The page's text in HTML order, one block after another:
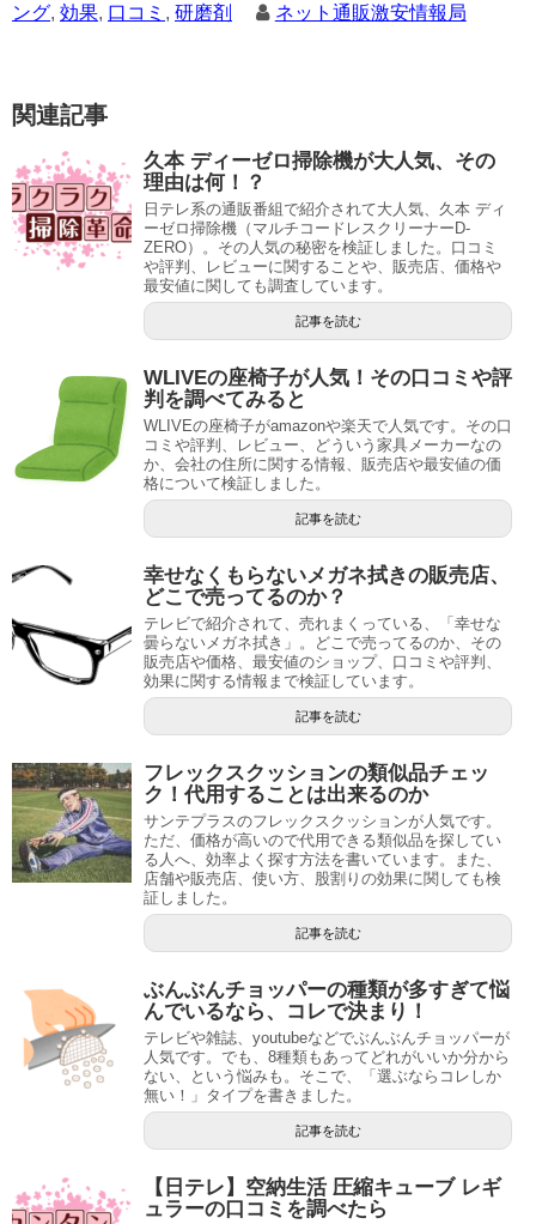
ング, 効果, 口コミ , 研磨剤 ネット通販激安情報局
関連記事
久本 ディーゼロ掃除機が大人気、その
理由は何！？
日テレ系の通販番組で紹介されて大人気、久本 ディ
ーゼロ掃除機（マルチコードレスクリーナーD-
ZERO）。その人気の秘密を検証しました。口コミ
や評判、レビューに関することや、販売店、価格や
最安値に関しても調査しています。
記事を読む
WLIVEの座椅子が人気！その口コミや評
判を調べてみると
WLIVEの座椅子がamazonや楽天で人気です。その口
コミや評判、レビュー、どういう家具メーカーなの
か、会社の住所に関する情報、販売店や最安値の価
格について検証しました。
記事を読む
幸せなくもらないメガネ拭きの販売店、
どこで売ってるのか？
テレビで紹介されて、売れまくっている、「幸せな
曇らないメガネ拭き」。どこで売ってるのか、その
販売店や価格、最安値のショップ、口コミや評判、
効果に関する情報まで検証しています。
記事を読む
フレックスクッションの類似品チェッ
ク！代用することは出来るのか
サンテプラスのフレックスクッションが人気です。
ただ、価格が高いので代用できる類似品を探してい
る人へ、効率よく探す方法を書いています。また、
店舗や販売店、使い方、股割りの効果に関しても検
証しました。
記事を読む
ぶんぶんチョッパーの種類が多すぎて悩
んでいるなら、コレで決まり！
テレビや雑誌、youtubeなどでぶんぶんチョッパーが
人気です。でも、8種類もあってどれがいいか分から
ない、という悩みも。そこで、「選ぶならコレしか
無い！」タイプを書きました。
記事を読む
【日テレ】空納生活 圧縮キューブ レギ
ュラーの口コミを調べたら